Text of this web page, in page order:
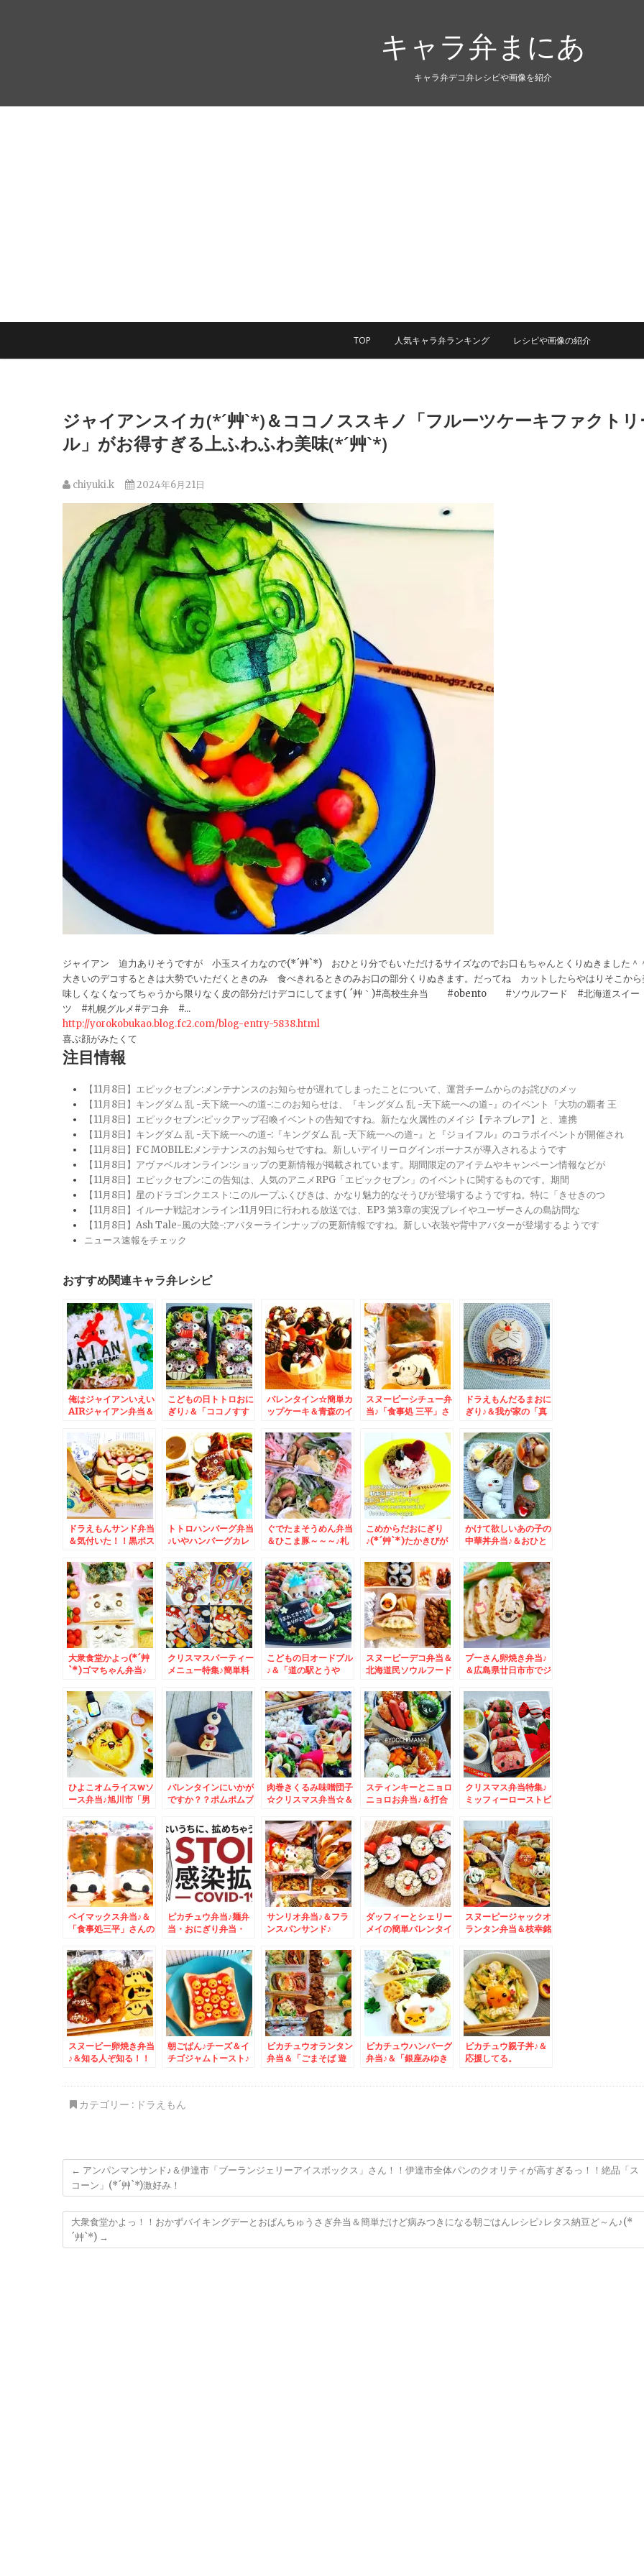
キャラ弁まにあ
キャラ弁デコ弁レシピや画像を紹介
TOP 人気キャラ弁ランキング レシピや画像の紹介
ジャイアンスイカ(*´艸`*)＆ココノススキノ「フルーツケーキファクト
ル」がお得すぎる上ふわふわ美味(*´艸`*)
chiyuki.k 2024年6月21日
ジャイアン 迫力ありそうですが 小玉スイカなので(*´艸`*) おひとり分でもいただけるサイズなのでお口もちゃんとくりぬきました＾
大きいのデコするときは大勢でいただくときのみ 食べきれるときのみお口の部分くりぬきます。だってね カットしたらやはりそこから
味しくなくなってちゃうから限りなく皮の部分だけデコにしてます( ´艸｀)#高校生弁当 #obento #ソウルフード #北海道スイー
ツ #札幌グルメ#デコ弁 #...
http://yorokobukao.blog.fc2.com/blog-entry-5838.html
喜ぶ顔がみたくて
注目情報
【11月8日】エピックセブン:メンテナンスのお知らせが遅れてしまったことについて、運営チームからのお詫びのメッ
【11月8日】キングダム 乱 -天下統一への道-:このお知らせは、『キングダム 乱 -天下統一への道-』のイベント『大功の覇者 王
【11月8日】エピックセブン:ピックアップ召喚イベントの告知ですね。新たな火属性のメイジ【テネブレア】と、連携
【11月8日】キングダム 乱 -天下統一への道-:『キングダム 乱 -天下統一への道-』と『ジョイフル』のコラボイベントが開催され
【11月8日】FC MOBILE:メンテナンスのお知らせですね。新しいデイリーログインボーナスが導入されるようです
【11月8日】アヴァベルオンライン:ショップの更新情報が掲載されています。期間限定のアイテムやキャンペーン情報などが
【11月8日】エピックセブン:この告知は、人気のアニメRPG「エピックセブン」のイベントに関するものです。期間
【11月8日】星のドラゴンクエスト:このループふくびきは、かなり魅力的なそうびが登場するようですね。特に「きせきのつ
【11月8日】イルーナ戦記オンライン:11月9日に行われる放送では、EP3 第3章の実況プレイやユーザーさんの島訪問な
【11月8日】Ash Tale-風の大陸-:アバターラインナップの更新情報ですね。新しい衣装や背中アバターが登場するようです
ニュース速報をチェック
おすすめ関連キャラ弁レシピ
俺はジャイアンいえい
AIRジャイアン弁当＆
「白川とうふ店」の
「もめん豆腐」と「豆
乳レモンシフォンケー
キ」(*´艸`*)
こどもの日トトロおに
ぎり♪＆「ココノすす
小樽「なると屋」さん
のテイクアウト店「チ
キン南蛮弁当」♪買え
ちゃう！！(*´艸`*)
バレンタイン☆簡単カ
ップケーキ＆青森のイ
存じですか？？
スヌーピーシチュー弁
当♪「食事処 三平」さ
すぎる件Σ(ﾟДﾟ)「塩
チャーシューメン」
ドラえもんだるまおに
ぎり♪＆我が家の「真
よ(*´艸`*)レシピ付き
（真だら白子）
ドラえもんサンド弁当
＆気付いた！！黒ポス
ターズポスト♪
トトロハンバーグ弁当
♪いやハンバーグカレ
FOOD」さんの
「BASE BREADのレ
ーズン」でたぁ(*´艸
`*)
ぐでたまそうめん弁当
＆ひこま豚～～～♪札
こめからだおにぎり
♪(*´艸`*)たかきびが
米にぎり♪＆私お勧め
のご飯が進むおかずレ
シピ
かけて欲しいあの子の
中華丼弁当♪＆おひと
(ΦωΦ)ﾌﾌﾌ…
大衆食堂かよっ(*´艸
`*)ゴマちゃん弁当♪
リ・サンゴールドキウ
イ」が美味っ！！
クリスマスパーティー
メニュー特集♪簡単料
や本店」さんの絶品ラ
ンチ☆
こどもの日オードブル
♪＆「道の駅とうや
ら」がお買い得すぎる
＾＾♪生タラバ1800円
( ﾟДﾟ)
スヌーピーデコ弁当＆
北海道民ソウルフード
納豆なのね(*´艸`*)
プーさん卵焼き弁当♪
＆広島県廿日市市でジ
「LOOP」さんの
「プルーン」シャーベ
ット♪激ウマっ(*´艸
`*)
ひよこオムライスwソ
ース弁当♪旭川市「男
酒」♪昔ながらのタイ
プですよ～～～＾＾♪
バレンタインにいかが
ですか？？ポムポムプ
腐♪ん！今までで一番
合う味～＾＾
肉巻きくるみ味噌団子
☆クリスマス弁当☆＆
スティンキーとニョロ
ニョロお弁当♪＆打合
メ♪
クリスマス弁当特集♪
ミッフィーローストビ
が絶品～～～♪呉麺屋
さんの呉冷麺の地元皆
様の召し上がり方♪
ベイマックス弁当♪＆
「食事処三平」さんの
＾＾♪メニュー制覇ま
であと少し( ´艸｀)
ピカチュウ弁当♪麺弁
当・おにぎり弁当・
色々
サンリオ弁当♪＆フラ
ンスパンサンド♪
ダッフィーとシェリー
メイの簡単バレンタイ
スヌーピージャックオ
ランタン弁当＆枝幸銘
等々(*´艸`*)懐かしい
お菓子
スヌーピー卵焼き弁当
♪＆知る人ぞ知る！！
朝ごぱん♪チーズ＆イ
チゴジャムトースト♪
「ザンギ弁当」♪
ピカチュウオランタン
弁当＆「ごまそば 遊
ピカチュウハンバーグ
弁当♪＆「銀座みゆき
ピカチュウ親子丼♪＆
応援してる。
カテゴリー : ドラえもん
← アンパンマンサンド♪＆伊達市「ブーランジェリーアイスボックス」さん！！伊達市全体パンのクオリティが高すぎるっ！！絶品「ス
コーン」(*´艸`*)激好み！
大衆食堂かよっ！！おかずバイキングデーとおぱんちゅうさぎ弁当＆簡単だけど病みつきになる朝ごはんレシピ♪レタス納豆ど～ん♪(*
´艸`*) →